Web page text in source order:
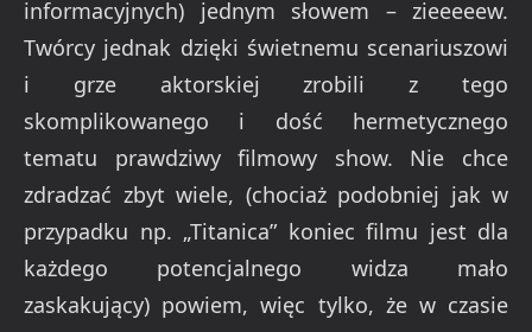
informacyjnych) jednym słowem – zieeeeew.
Twórcy jednak dzięki świetnemu scenariuszowi
i grze aktorskiej zrobili z tego
skomplikowanego i dość hermetycznego
tematu prawdziwy filmowy show. Nie chce
zdradzać zbyt wiele, (chociaż podobniej jak w
przypadku np. „Titanica” koniec filmu jest dla
każdego potencjalnego widza mało
zaskakujący) powiem, więc tylko, że w czasie